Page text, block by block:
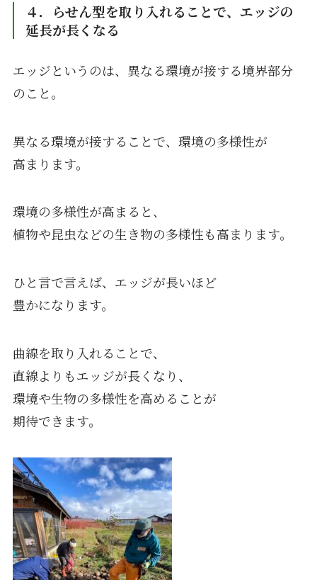
４．らせん型を取り入れることで、エッジの
延長が長くなる
エッジというのは、異なる環境が接する境界部分
のこと。
異なる環境が接することで、環境の多様性が
高まります。
環境の多様性が高まると、
植物や昆虫などの生き物の多様性も高まります。
ひと言で言えば、エッジが長いほど
豊かになります。
曲線を取り入れることで、
直線よりもエッジが長くなり、
環境や生物の多様性を高めることが
期待できます。